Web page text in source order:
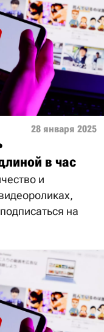
28 января 2025
в час
и
на